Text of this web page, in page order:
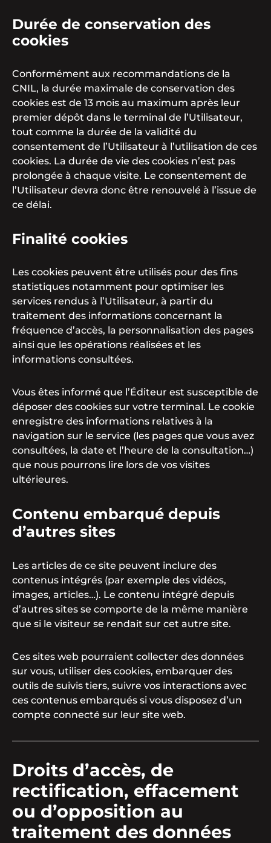
Durée de conservation des
cookies
Conformément aux recommandations de la
CNIL, la durée maximale de conservation des
cookies est de 13 mois au maximum après leur
premier dépôt dans le terminal de l’Utilisateur,
tout comme la durée de la validité du
consentement de l’Utilisateur à l’utilisation de ces
cookies. La durée de vie des cookies n’est pas
prolongée à chaque visite. Le consentement de
l’Utilisateur devra donc être renouvelé à l’issue de
ce délai.
Finalité cookies
Les cookies peuvent être utilisés pour des fins
statistiques notamment pour optimiser les
services rendus à l’Utilisateur, à partir du
traitement des informations concernant la
fréquence d’accès, la personnalisation des pages
ainsi que les opérations réalisées et les
informations consultées.
Vous êtes informé que l’Éditeur est susceptible de
déposer des cookies sur votre terminal. Le cookie
enregistre des informations relatives à la
navigation sur le service (les pages que vous avez
consultées, la date et l’heure de la consultation…)
que nous pourrons lire lors de vos visites
ultérieures.
Contenu embarqué depuis
d’autres sites
Les articles de ce site peuvent inclure des
contenus intégrés (par exemple des vidéos,
images, articles…). Le contenu intégré depuis
d’autres sites se comporte de la même manière
que si le visiteur se rendait sur cet autre site.
Ces sites web pourraient collecter des données
sur vous, utiliser des cookies, embarquer des
outils de suivis tiers, suivre vos interactions avec
ces contenus embarqués si vous disposez d’un
compte connecté sur leur site web.
Droits d’accès, de
rectification, effacement
ou d’opposition au
traitement des données